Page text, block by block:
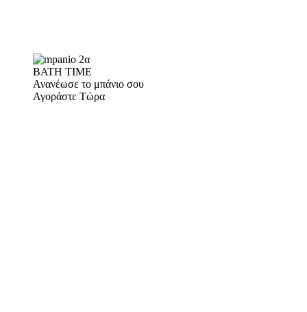
BATH TIME
Ανανέωσε το μπάνιο σου
Αγοράστε Τώρα